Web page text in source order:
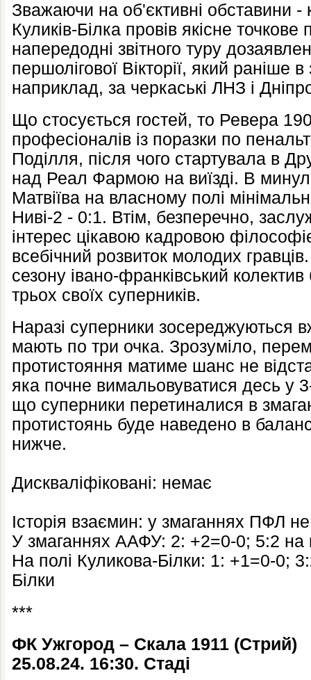
Зважаючи на об'єктивні обставини
Куликів-Білка провів якісне
напередодні звітного туру
першолігової Вікторії, який раніше
наприклад, за черкаські ЛНЗ і
Що стосується гостей, то Ревера
професіоналів із поразки по
Поділля, після чого стартувала в
над Реал Фармою на виїзді. В
Матвіїва на власному полі
Ниві-2 - 0:1. Втім, безперечно,
інтерес цікавою кадровою
всебічний розвиток молодих
сезону івано-франківський
трьох своїх суперників.
Наразі суперники зосереджуються
мають по три очка. Зрозуміло,
протистояння матиме шанс не
яка почне вимальовуватися десь у
що суперники перетиналися в
протистоянь буде наведено в
нижче.
Дискваліфіковані: немає
Історія взаємин: у змаганнях ПФЛ
У змаганнях ААФУ: 2: +2=0-0; 5:2 на
На полі Куликова-Білки: 1: +1=0-0;
Білки
***
ФК Ужгород – Скала 1911 (Стрий)
25.08.24. 16:30. Стаді